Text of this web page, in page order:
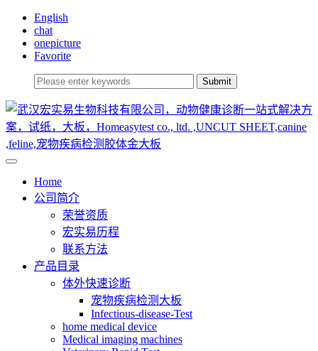
English
chat
onepicture
Favorite
Home
公司简介
荣誉资质
宏实易历程
联系方法
产品目录
体外快速诊断
宠物疾病检测大板
Infectious-disease-Test
home medical device
Medical imaging machines